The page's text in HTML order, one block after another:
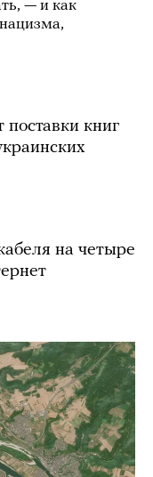
— и как
поставки книг
на четыре